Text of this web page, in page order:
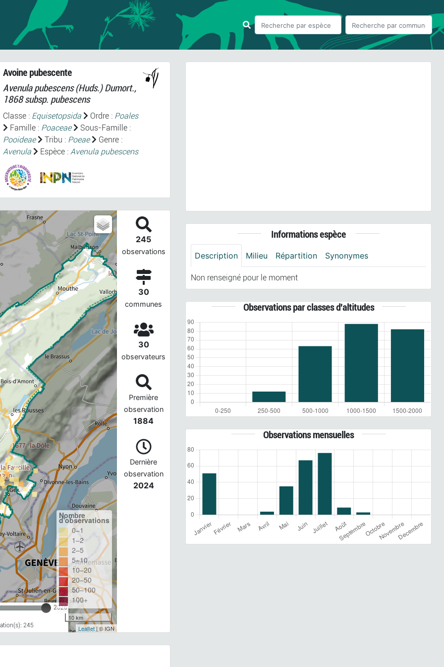
Avoine pubescente
Avenula pubescens(Huds.) Dumort.,
1868 subsp. pubescens
Classe : Equisetopsida Ordre : Poales
Famille : Poaceae
Sous-Famille :
Pooideae
Tribu : Poeae
Genre :
Avenula
Espèce : Avenula pubescens
2026
245
Nombre
d'observations
0–1
1–2
2–5
5–10
10–20
20–50
50–100
100+
10 km
Leaflet| © IGN
245
observations
30
communes
30
observateurs
Première
observation
1884
Dernière
observation
2024
Informations espèce
Description Milieu Répartition Synonymes
Non renseigné pour le moment
Observations par classes d'altitudes
Observations mensuelles